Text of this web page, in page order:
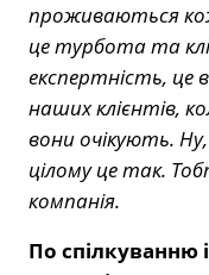
проживаються
це турбота та
експертність, це
наших клієнтів,
вони очікують.
цілому це так.
компанія.
По спілкуванню